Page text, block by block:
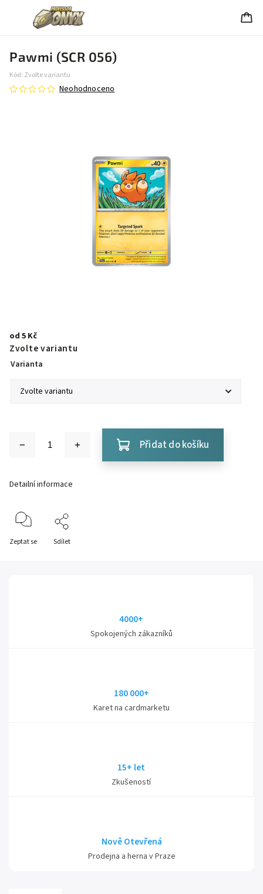
Pawmi (SCR 056)
Kód: Zvolte variantu
Neohodnoceno
od 5 Kč
Zvolte variantu
Varianta
Přidat do košíku
Detailní informace
Zeptat se Sdílet
4000+
Spokojených zákazníků
180 000+
Karet na cardmarketu
15+ let
Zkušeností
Nově Otevřená
Prodejna a herna v Praze